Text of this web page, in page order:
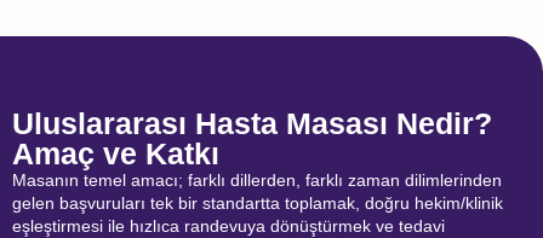
Uluslararası Hasta Masası Nedir?
Amaç ve Katkı
Masanın temel amacı; farklı dillerden, farklı zaman dilimlerinden
gelen başvuruları tek bir standartta toplamak, doğru hekim/klinik
eşleştirmesi ile hızlıca randevuya dönüştürmek ve tedavi